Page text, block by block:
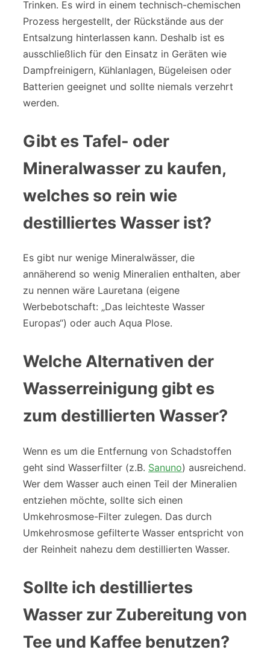
Trinken. Es wird in einem technisch-chemischen
Prozess hergestellt, der Rückstände aus der
Entsalzung hinterlassen kann. Deshalb ist es
ausschließlich für den Einsatz in Geräten wie
Dampfreinigern, Kühlanlagen, Bügeleisen oder
Batterien geeignet und sollte niemals verzehrt
werden.
Gibt es Tafel- oder
Mineralwasser zu kaufen,
welches so rein wie
destilliertes Wasser ist?
Es gibt nur wenige Mineralwässer, die
annäherend so wenig Mineralien enthalten, aber
zu nennen wäre Lauretana (eigene
Werbebotschaft: „Das leichteste Wasser
Europas“) oder auch Aqua Plose.
Welche Alternativen der
Wasserreinigung gibt es
zum destillierten Wasser?
Wenn es um die Entfernung von Schadstoffen
geht sind Wasserfilter (z.B. Sanuno) ausreichend.
Wer dem Wasser auch einen Teil der Mineralien
entziehen möchte, sollte sich einen
Umkehrosmose-Filter zulegen. Das durch
Umkehrosmose gefilterte Wasser entspricht von
der Reinheit nahezu dem destillierten Wasser.
Sollte ich destilliertes
Wasser zur Zubereitung von
Tee und Kaffee benutzen?